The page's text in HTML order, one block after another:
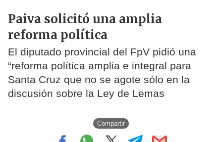
Paiva solicitó una amplia
reforma política
El diputado provincial del FpV pidió una
“reforma política amplia e integral para
Santa Cruz que no se agote sólo en la
discusión sobre la Ley de Lemas
Compartir